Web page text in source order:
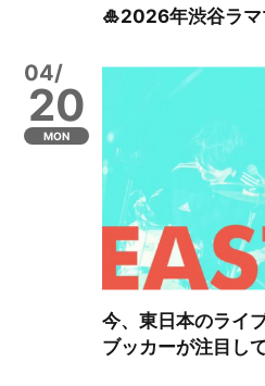
🎍2026年渋谷ラマ
04/
20
MON
今、東日本のライ
ブッカーが注目し